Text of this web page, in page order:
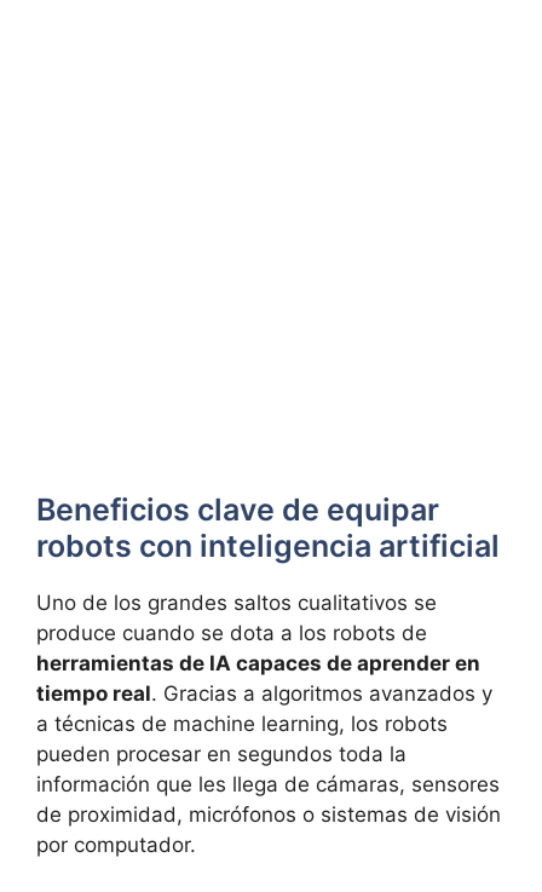
Beneficios clave de equipar
robots con inteligencia artificial
Uno de los grandes saltos cualitativos se
produce cuando se dota a los robots de
herramientas de IA capaces de aprender en
tiempo real. Gracias a algoritmos avanzados y
a técnicas de machine learning, los robots
pueden procesar en segundos toda la
información que les llega de cámaras, sensores
de proximidad, micrófonos o sistemas de visión
por computador.